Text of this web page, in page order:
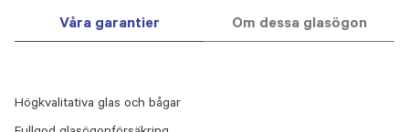
Våra garantier Om dessa glasögon
Högkvalitativa glas och bågar